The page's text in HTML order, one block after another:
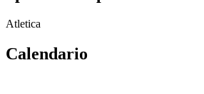
Atletica
Calendario